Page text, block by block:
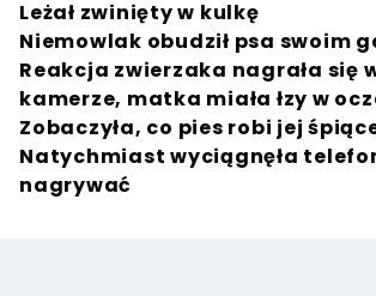
Leżał zwinięty w kulkę
Niemowlak obudził psa swoim
Reakcja zwierzaka nagrała się
kamerze, matka miała łzy w
Zobaczyła, co pies robi jej
Natychmiast wyciągnęła
nagrywać